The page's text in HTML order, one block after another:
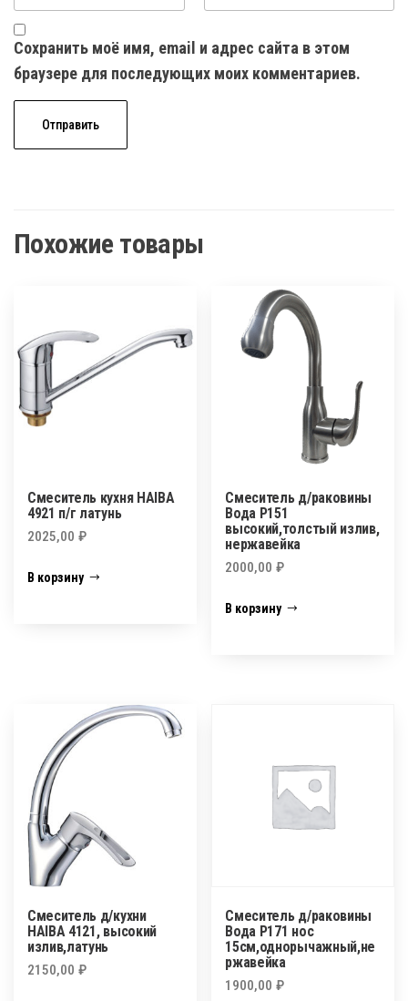
Сохранить моё имя, email и адрес сайта в этом
браузере для последующих моих комментариев.
Похожие товары
Смеситель кухня HAIBA
4921 п/г латунь
2025,00 ₽
В корзину
Смеситель д/раковины
Вода Р151
высокий,толстый излив,
нержавейка
2000,00₽
В корзину
Смеситель д/кухни
HAIBA 4121, высокий
излив,латунь
2150,00 ₽
Смеситель д/раковины
Вода Р171 нос
15см,однорычажный,не
ржавейка
1900,00₽